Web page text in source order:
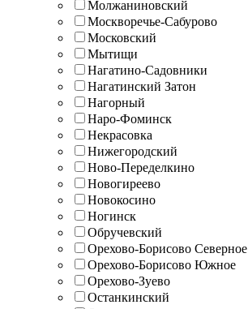
Молжаниновский
Москворечье-Сабурово
Московский
Мытищи
Нагатино-Садовники
Нагатинский Затон
Нагорный
Наро-Фоминск
Некрасовка
Нижегородский
Ново-Переделкино
Новогиреево
Новокосино
Ногинск
Обручевский
Орехово-Борисово Северное
Орехово-Борисово Южное
Орехово-Зуево
Останкинский